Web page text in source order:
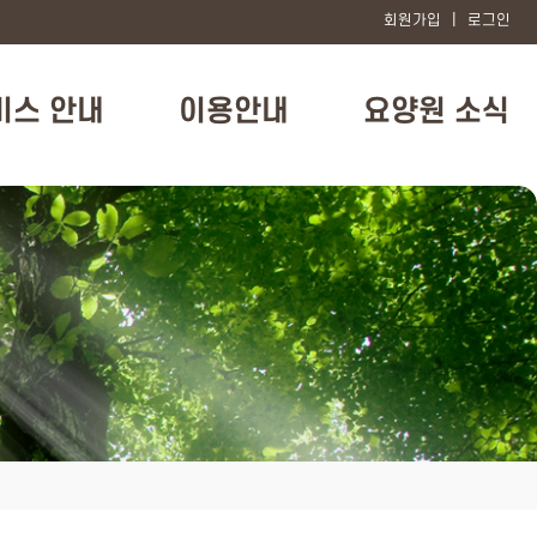
회원가입 로그인
스 안내 이용안내 요양원 소식